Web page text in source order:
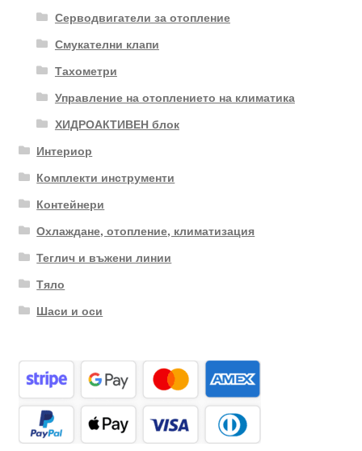
Серводвигатели за отопление
Смукателни клапи
Тахометри
Управление на отоплението на климатика
ХИДРОАКТИВЕН блок
Интериор
Комплекти инструменти
Контейнери
Охлаждане, отопление, климатизация
Теглич и въжени линии
Тяло
Шаси и оси